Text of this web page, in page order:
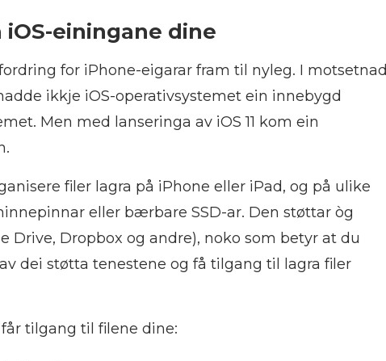
einingane dine
for iPhone-eigarar fram til nyleg. I motsetnad
ikkje iOS-operativsystemet ein innebygd
Men med lanseringa av iOS 11 kom ein
filer lagra på iPhone eller iPad, og på ulike
eller bærbare SSD-ar. Den støttar òg
Drive, Dropbox og andre), noko som betyr at du
dei støtta tenestene og få tilgang til lagra filer
tilgang til filene dine: